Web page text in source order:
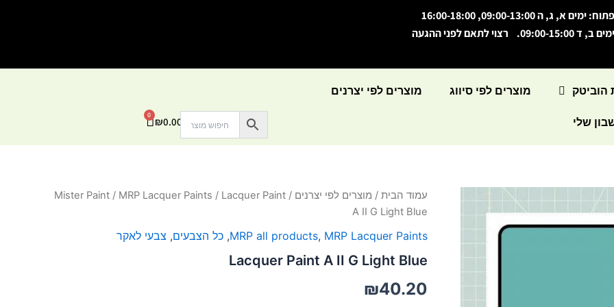
פתוח: ימים א, ג, ה 09:00-13:00, 16:00-18:00
ימים ב, ד 09:00-15:00. רצוי לתאם לפני ההגעה
הוביטק מוצרים לפי סיווג מוצרים לפי יצרנים
שלי ₪0.00
0
עגלת
עמוד הבית / מוצרים לפי יצרנים /
Mister Paint / MRP Lacquer Paints / Lacquer Paint
A II G Light Blue
MRP all products, MRP Lacquer Paints
, כל הצבעים, צבעי לאקר
Lacquer Paint A II G Light Blue
₪40.20
כמות
Lacquer
Paint
II
Light